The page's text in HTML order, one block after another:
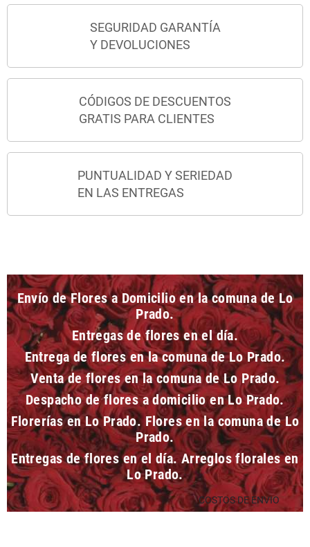
SEGURIDAD GARANTÍA
Y DEVOLUCIONES
CÓDIGOS DE DESCUENTOS
GRATIS PARA CLIENTES
PUNTUALIDAD Y SERIEDAD
EN LAS ENTREGAS
Envío de Flores a Domicilio en la comuna de Lo
Prado.
Entregas de flores en el día.
Entrega de flores en la comuna de Lo Prado.
Venta de flores en la comuna de Lo Prado.
Despacho de flores a domicilio en Lo Prado.
Florerías en Lo Prado. Flores en la comuna de Lo
Prado.
Entregas de flores en el día. Arreglos florales en
Lo Prado.
COSTOS DE ENVIO